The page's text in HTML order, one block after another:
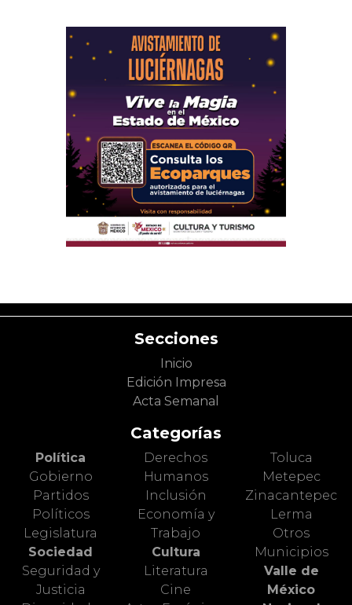
Secciones
Inicio
Edición Impresa
Acta Semanal
Categorías
Política
Gobierno
Partidos
Políticos
Legislatura
Sociedad
Seguridad y
Justicia
Derechos
Humanos
Inclusión
Economía y
Trabajo
Cultura
Literatura
Cine
Toluca
Metepec
Zinacantepec
Lerma
Otros
Municipios
Valle de
México